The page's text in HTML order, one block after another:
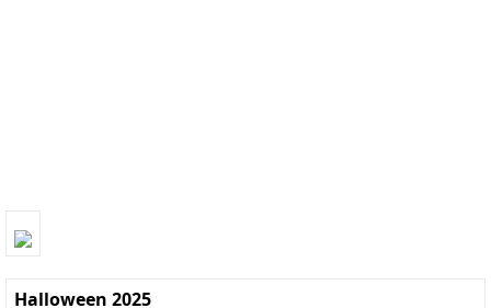
Halloween 2025